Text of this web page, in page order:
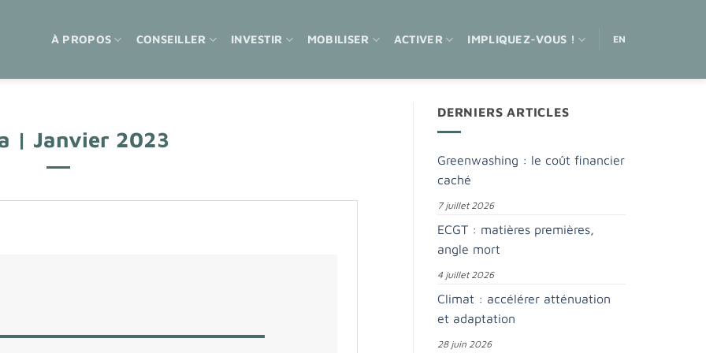
À PROPOS CONSEILLER INVESTIR MOBILISER ACTIVER IMPLIQUEZ-VOUS ! EN
| Janvier 2023
DERNIERS ARTICLES
Greenwashing : le coût financier
caché
7 juillet 2026
ECGT : matières premières,
angle mort
4 juillet 2026
Climat : accélérer atténuation
et adaptation
28 juin 2026